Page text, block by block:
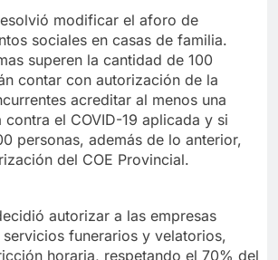
modificar el aforo de
sociales en casas de familia.
superen la cantidad de 100
contar con autorización de la
acreditar al menos una
el COVID-19 aplicada y si
personas, además de lo anterior,
del COE Provincial.
autorizar a las empresas
funerarios y velatorios,
horaria, respetando el 70% del